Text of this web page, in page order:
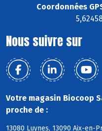
Coordonnées
Nous suivre sur
Votre magasin Biocoop
proche de :
13080 Luynes, 13090 Aix-en-